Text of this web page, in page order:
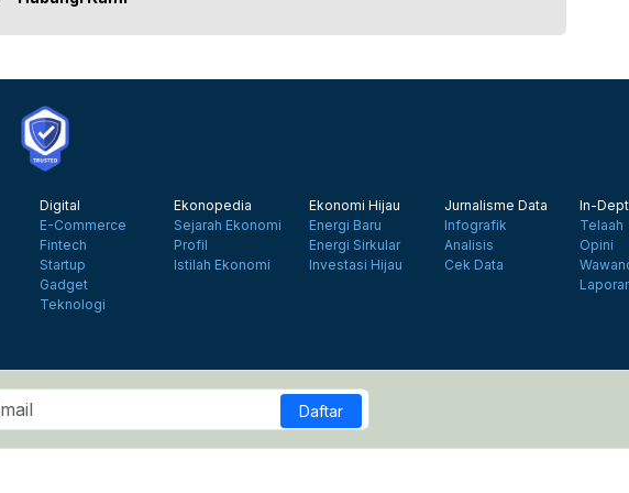
Digital
E-Commerce
Fintech
Startup
Gadget
Teknologi
Ekonopedia
Sejarah Ekonomi
Profil
Istilah Ekonomi
Ekonomi Hijau
Energi Baru
Energi Sirkular
Investasi Hijau
Jurnalisme Data
Infografik
Analisis
Cek Data
In-
Telaah
Opini
Daftar